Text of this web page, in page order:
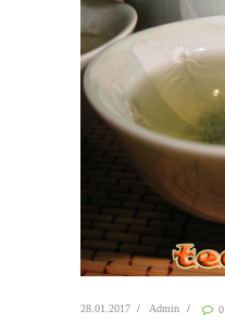
28.01.2017 Admin 0